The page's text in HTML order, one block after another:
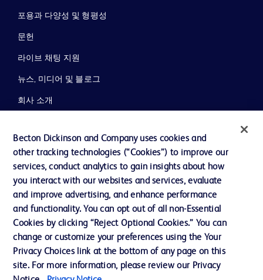
포용과 다양성 및 형평성
문헌
라이브 채팅 지원
뉴스, 미디어 및 블로그
회사 소개
지원
당사로 문의하기
쿠키 기본 설정
개인정보
이용 약관
개인정보처리방침
Becton Dickinson and Company uses cookies and
other tracking technologies (“Cookies”) to improve our
services, conduct analytics to gain insights about how
you interact with our websites and services, evaluate
and improve advertising, and enhance performance
and functionality. You can opt out of all non-Essential
Cookies by clicking “Reject Optional Cookies.” You can
change or customize your preferences using the Your
Privacy Choices link at the bottom of any page on this
site. For more information, please review our Privacy